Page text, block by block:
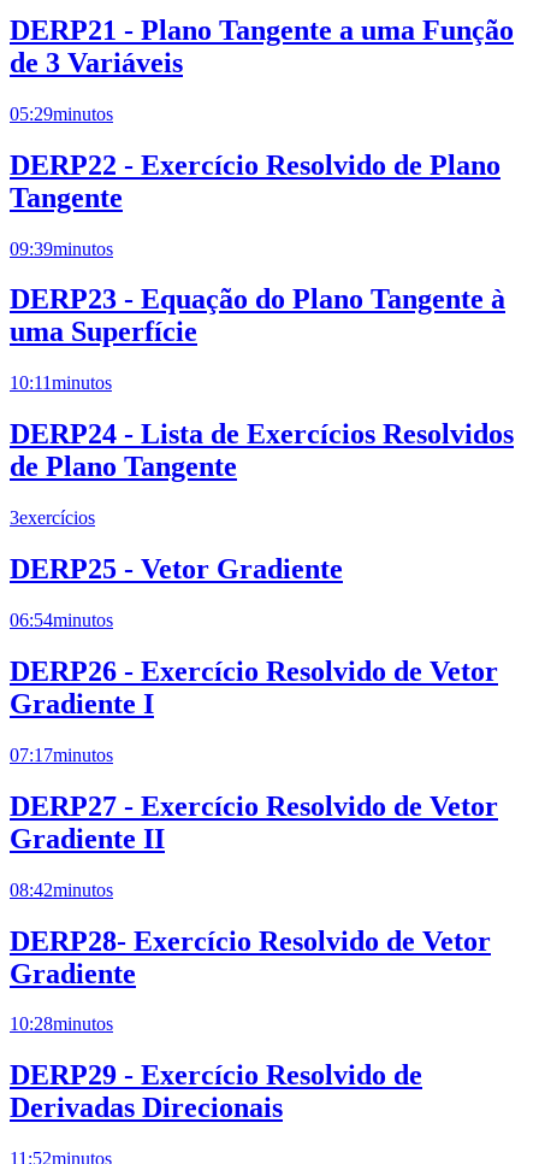
DERP21 - Plano Tangente a uma Função
de 3 Variáveis
05:29minutos
DERP22 - Exercício Resolvido de Plano
Tangente
09:39minutos
DERP23 - Equação do Plano Tangente à
uma Superfície
10:11minutos
DERP24 - Lista de Exercícios Resolvidos
de Plano Tangente
3exercícios
DERP25 - Vetor Gradiente
06:54minutos
DERP26 - Exercício Resolvido de Vetor
Gradiente I
07:17minutos
DERP27 - Exercício Resolvido de Vetor
Gradiente II
08:42minutos
DERP28- Exercício Resolvido de Vetor
Gradiente
10:28minutos
DERP29 - Exercício Resolvido de
Derivadas Direcionais
11:52minutos